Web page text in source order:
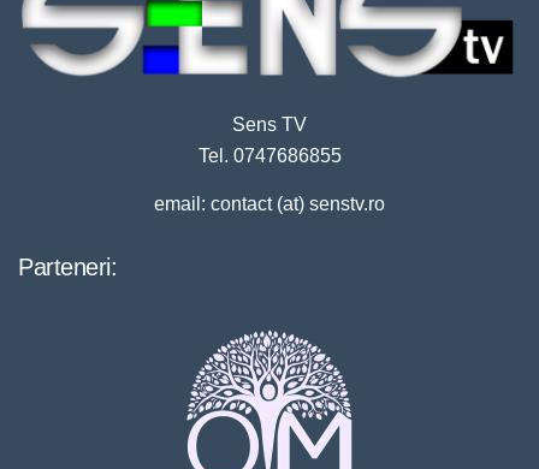
Sens TV
Tel. 0747686855
email: contact (at) senstv.ro
Parteneri: